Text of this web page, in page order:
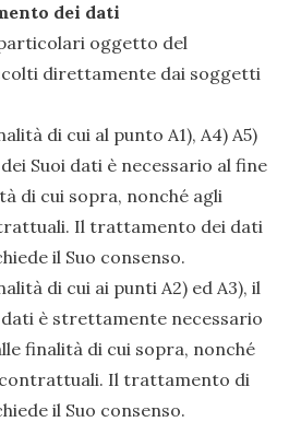
dei dati
oggetto del
direttamente dai soggetti
di cui al punto A1), A4) A5)
Suoi dati è necessario al fine
di cui sopra, nonché agli
Il trattamento dei dati
il Suo consenso.
di cui ai punti A2) ed A3), il
è strettamente necessario
finalità di cui sopra, nonché
contrattuali. Il trattamento di
il Suo consenso.